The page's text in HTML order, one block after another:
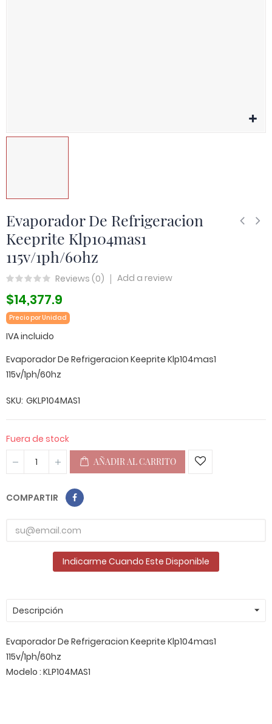
Evaporador De Refrigeracion
Keeprite Klp104mas1
115v/1ph/60hz
Reviews (0) Add a review
$14,377.9
Precio por Unidad
IVA incluido
Evaporador De Refrigeracion Keeprite Klp104mas1
115v/1ph/60hz
SKU GKLP104MAS1
Fuera de stock
AÑADIR AL CARRITO
COMPARTIR
Indicarme Cuando Este Disponible
Descripción
Evaporador De Refrigeracion Keeprite Klp104mas1
115v/1ph/60hz
Modelo : KLP104MAS1